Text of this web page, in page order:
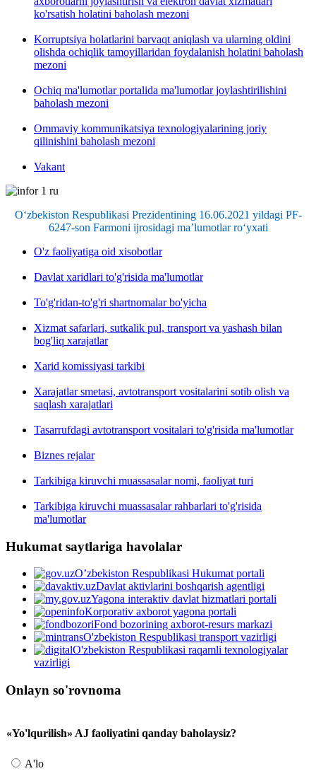
ko'rsatish holatini baholash mezoni
Korruptsiya holatlarini barvaqt aniqlash va ularning oldini
olishda ochiqlik tamoyillaridan foydalanish holatini baholash
mezoni
Ochiq ma'lumotlar portalida ma'lumotlar joylashtirilishini
baholash mezoni
Ommaviy kommunikatsiya texnologiyalarining joriy
qilinishini baholash mezoni
Vakant
O‘zbekiston Respublikasi Prezidentining 16.06.2021 yildagi PF-
6247-son Farmoni ijrosidagi ma’lumotlar ro‘yxati
O'z faoliyatiga oid xisobotlar
Davlat xaridlari to'g'risida ma'lumotlar
To'g'ridan-to'g'ri shartnomalar bo'yicha
Xizmat safarlari, sutkalik pul, transport va yashash bilan
bog'liq xarajatlar
Xarid komissiyasi tarkibi
Xarajatlar smetasi, avtotransport vositalarini sotib olish va
saqlash xarajatlari
Tasarrufdagi avtotransport vositalari to'g'risida ma'lumotlar
Biznes rejalar
Tarkibiga kiruvchi muassasalar nomi, faoliyat turi
Tarkibiga kiruvchi muassasalar rahbarlari to'g'risida
ma'lumotlar
Hukumat saytlariga havolalar
O’zbekiston Respublikasi Hukumat portali
Davlat aktivlarini boshqarish agentligi
Yagona interaktiv davlat hizmatlari portali
Korporativ axborot yagona portali
Fond bozorining axborot-resurs markazi
O'zbekiston Respublikasi transport vazirligi
O'zbekiston Respublikasi raqamli texnologiyalar
vazirligi
Onlayn so'rovnoma
«Yo'lqurilish» AJ faoliyatini qanday baholaysiz?
A'lo